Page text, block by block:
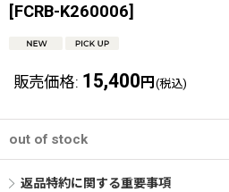
[FCRB-K260006]
販売価格: 15,400 円 (税込)
out of stock
返品特約に関する重要事項